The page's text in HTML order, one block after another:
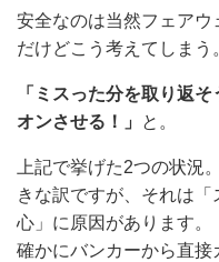
安全なのは当然フェアウ
だけどこう考えてしまう
「ミスった分を取り返
オンさせる！」
と。
上記で挙げた2つの状況
きな訳ですが、それは
心」に原因があります。
確かにバンカーから直接